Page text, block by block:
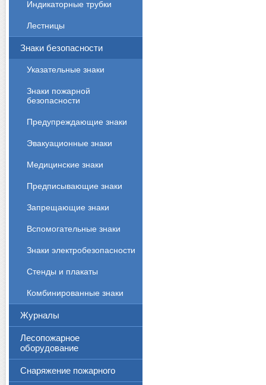
Индикаторные трубки
Лестницы
Знаки безопасности
Указательные знаки
Знаки пожарной
безопасности
Предупреждающие знаки
Эвакуационные знаки
Медицинские знаки
Предписывающие знаки
Запрещающие знаки
Вспомогательные знаки
Знаки электробезопасности
Стенды и плакаты
Комбинированные знаки
Журналы
Лесопожарное
оборудование
Снаряжение пожарного